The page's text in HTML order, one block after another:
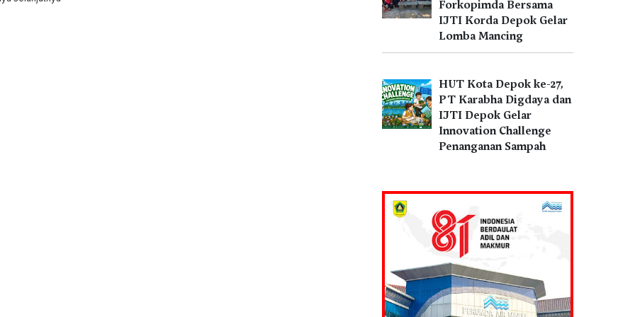
Forkopimda Bersama
IJTI Korda Depok Gelar
Lomba Mancing
HUT Kota Depok ke-27,
PT Karabha Digdaya dan
IJTI Depok Gelar
Innovation Challenge
Penanganan Sampah